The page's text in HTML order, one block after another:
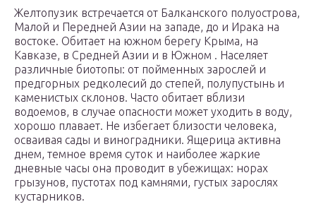
Желтопузик встречается от Балканского полуострова,
Малой и Передней Азии на западе, до и Ирака на
востоке. Обитает на южном берегу Крыма, на
Кавказе, в Средней Азии и в Южном . Населяет
различные биотопы: от пойменных зарослей и
предгорных редколесий до степей, полупустынь и
каменистых склонов. Часто обитает вблизи
водоемов, в случае опасности может уходить в воду,
хорошо плавает. Не избегает близости человека,
осваивая сады и виноградники. Ящерица активна
днем, темное время суток и наиболее жаркие
дневные часы она проводит в убежищах: норах
грызунов, пустотах под камнями, густых зарослях
кустарников.